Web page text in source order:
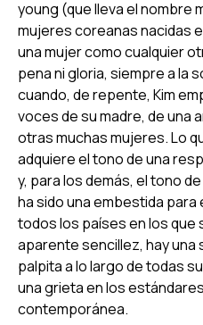
young (que lleva el nombre
mujeres coreanas nacidas
una mujer como cualquier
pena ni gloria, siempre a la
cuando, de repente, Kim
voces de su madre, de una
otras muchas mujeres. Lo
adquiere el tono de una
y, para los demás, el tono
ha sido una embestida para
todos los países en los que
aparente sencillez, hay una
palpita a lo largo de todas
una grieta en los
contemporánea.